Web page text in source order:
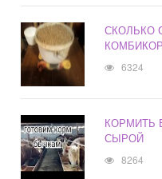
СКОЛЬКО
6324
КОРМИТЬ
СЫРОЙ
8264